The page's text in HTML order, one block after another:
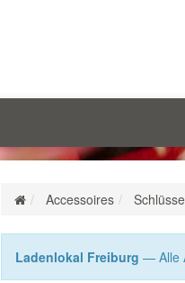
Accessoires
Ladenlokal Freiburg — Alle